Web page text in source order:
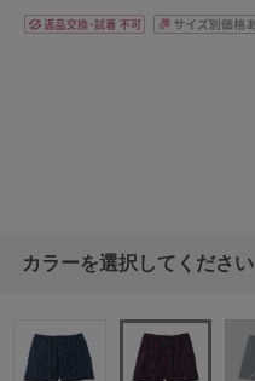
カラーを選択してください